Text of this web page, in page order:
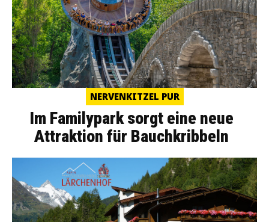
NERVENKITZEL PUR
Im Familypark sorgt eine neue
Attraktion für Bauchkribbeln